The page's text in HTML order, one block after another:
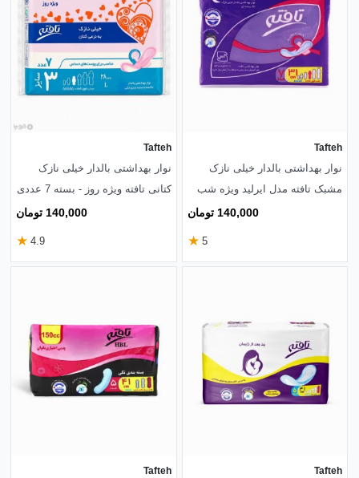
Tafteh
نوار بهداشتی بالدار خیلی نازک
مشبک تافته مدل ایرلید ویژه شب
140,000 تومان
5
★
Tafteh
نوار بهداشتی بالدار خیلی نازک
کتانی تافته ویژه روز - بسته 7 عددی
140,000 تومان
4.9
★
Tafteh
Tafteh